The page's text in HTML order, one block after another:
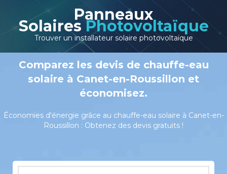
Panneaux
Solaires Photovoltaïque
Trouver un installateur solaire photovoltaïque
Comparez les devis de chauffe-eau
solaire à Canet-en-Roussillon et
économisez.
Économies d'énergie grâce au chauffe-eau solaire à Canet-en-
Roussillon : Obtenez des devis gratuits !